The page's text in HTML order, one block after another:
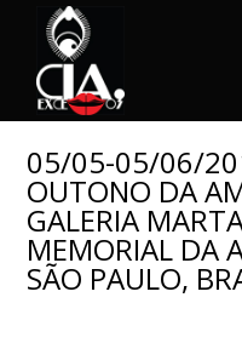
05/05-05/06/
OUTONO DA
GALERIA
MEMORIAL DA
SÃO PAULO,